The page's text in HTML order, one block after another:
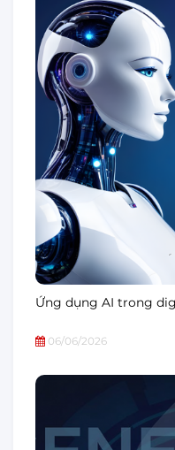
Ứng dụng AI trong
06/06/2026